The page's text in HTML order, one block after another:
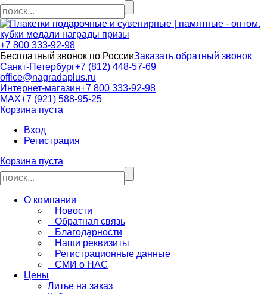
кубки медали награды призы
+7 800 333-92-98
Бесплатный звонок по РоссииЗаказать обратный звонок
Санкт-Петербург+7 (812) 448-57-69
office@nagradaplus.ru
Интернет-магазин+7 800 333-92-98
MAX+7 (921) 588-95-25
Корзина пуста
Вход
Регистрация
Корзина пуста
О компании
Новости
Обратная связь
Благодарности
Наши реквизиты
Регистрационные данные
СМИ о НАС
Цены
Литье на заказ